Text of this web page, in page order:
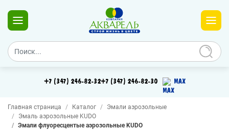
+7 (347) 246-82-32+7 (347) 246-82-30 MAX
Главная страница Каталог
Эмали аэрозольные
Эмаль аэрозольные KUDO
Эмали флуоресцентые аэрозольные KUDO